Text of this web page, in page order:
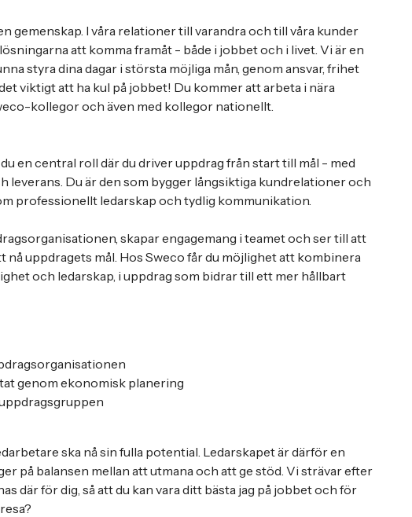
gemenskap. I våra relationer till varandra och till våra kunder
att komma framåt - både i jobbet och i livet. Vi är en
styra dina dagar i största möjliga mån, genom ansvar, frihet
viktigt att ha kul på jobbet! Du kommer att arbeta i nära
kollegor och även med kollegor nationellt.
en central roll där du driver uppdrag från start till mål - med
leverans. Du är den som bygger långsiktiga kundrelationer och
professionellt ledarskap och tydlig kommunikation.
skapar engagemang i teamet och ser till att
uppdragets mål. Hos Sweco får du möjlighet att kombinera
och ledarskap, i uppdrag som bidrar till ett mer hållbart
genom ekonomisk planering
ska nå sin fulla potential. Ledarskapet är därför en
på balansen mellan att utmana och att ge stöd. Vi strävar efter
där för dig, så att du kan vara ditt bästa jag på jobbet och för